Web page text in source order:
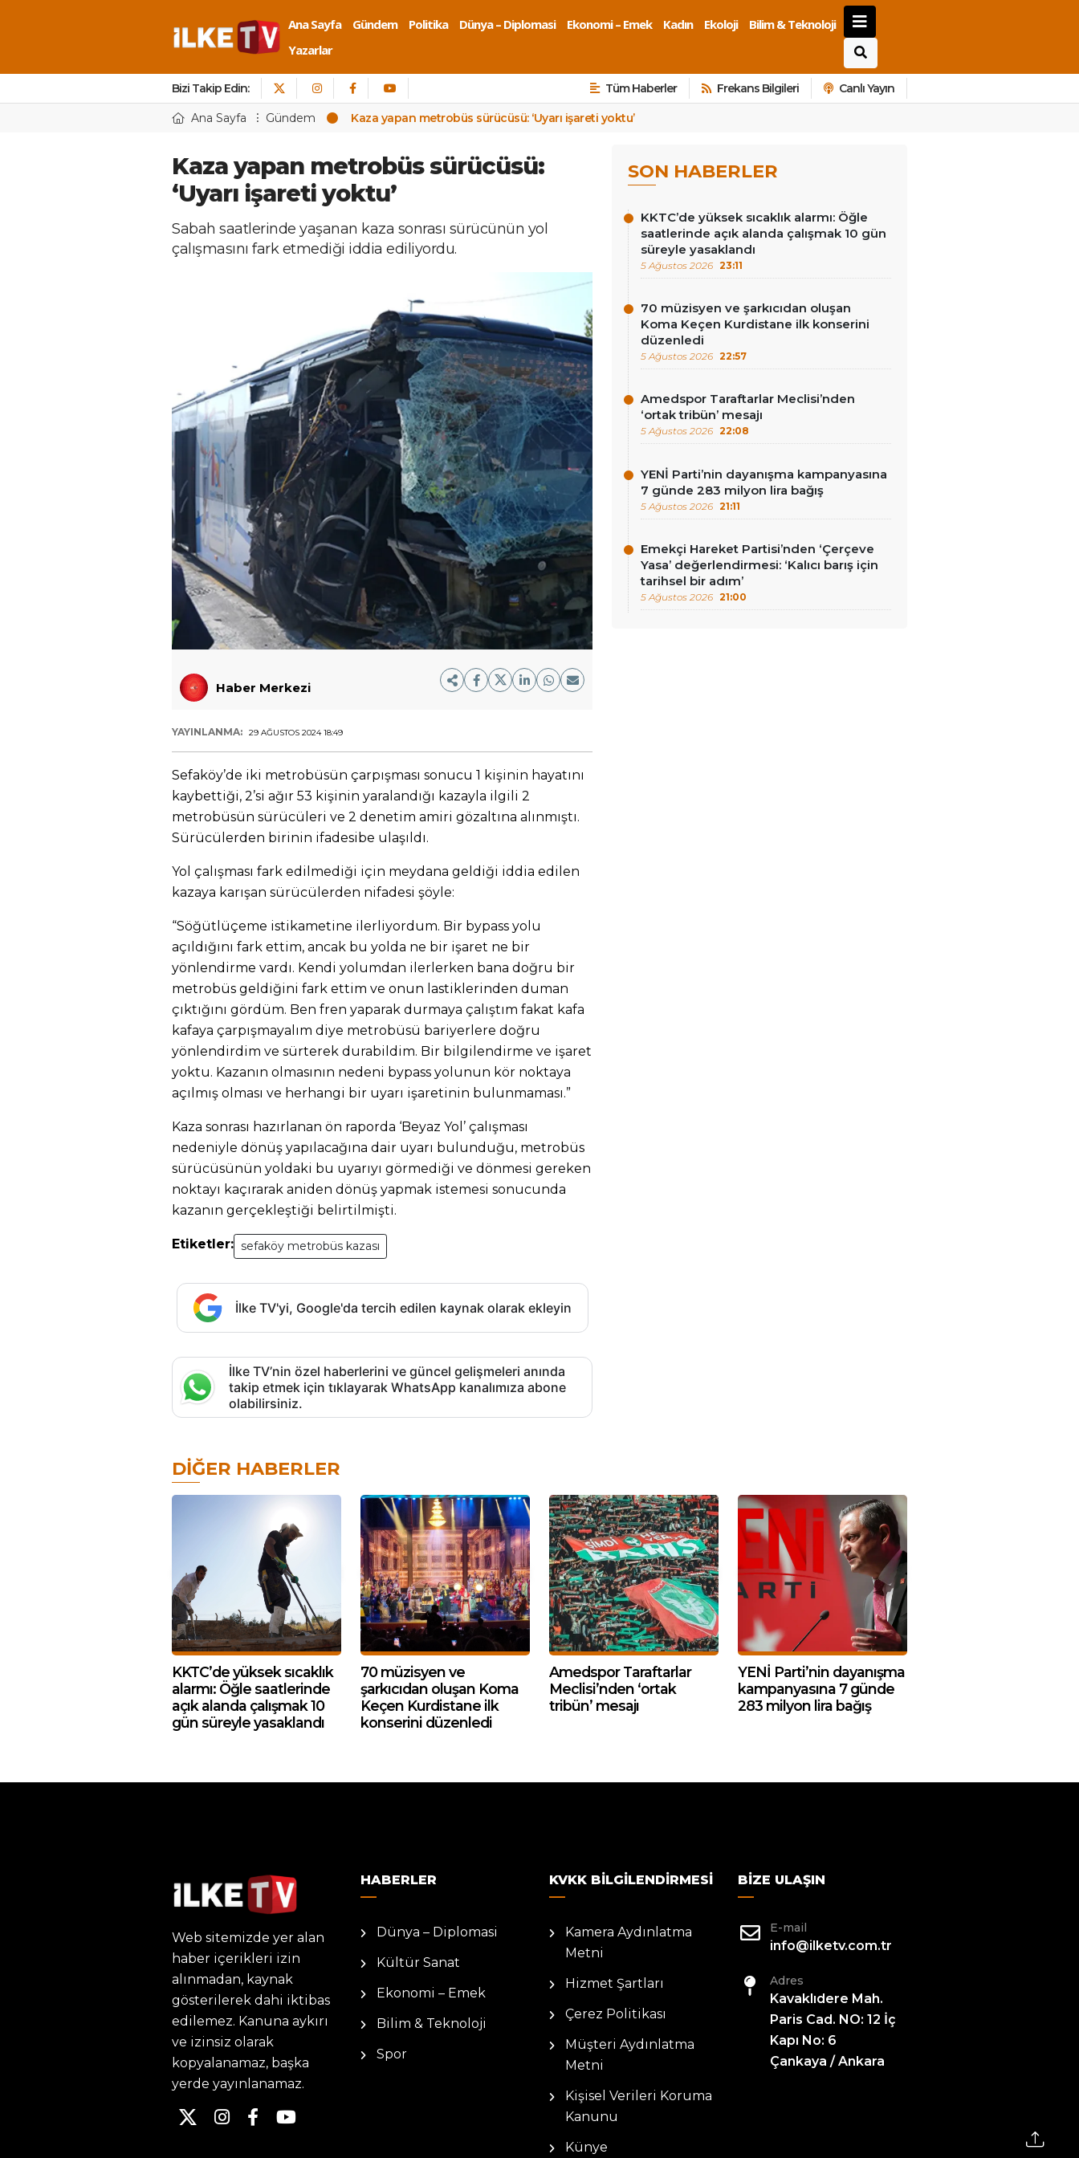
Ana Sayfa Gündem Politika Dünya – Diplomasi Ekonomi – Emek Kadın Ekoloji
Bilim & Teknoloji
Yazarlar
Bizi Takip Edin: Tüm Haberler Frekans Bilgileri Canlı Yayın
Ana Sayfa Gündem Kaza yapan metrobüs sürücüsü: ‘Uyarı işareti yoktu’
Kaza yapan metrobüs sürücüsü:
‘Uyarı işareti yoktu’
Sabah saatlerinde yaşanan kaza sonrası sürücünün yol
çalışmasını fark etmediği iddia ediliyordu.
Haber Merkezi
YAYINLANMA: 29 AĞUSTOS 2024 18:49
Sefaköy’de iki metrobüsün çarpışması sonucu 1 kişinin hayatını
kaybettiği, 2’si ağır 53 kişinin yaralandığı kazayla ilgili 2
metrobüsün sürücüleri ve 2 denetim amiri gözaltına alınmıştı.
Sürücülerden birinin ifadesibe ulaşıldı.
Yol çalışması fark edilmediği için meydana geldiği iddia edilen
kazaya karışan sürücülerden nifadesi şöyle:
“Söğütlüçeme istikametine ilerliyordum. Bir bypass yolu
açıldığını fark ettim, ancak bu yolda ne bir işaret ne bir
yönlendirme vardı. Kendi yolumdan ilerlerken bana doğru bir
metrobüs geldiğini fark ettim ve onun lastiklerinden duman
çıktığını gördüm. Ben fren yaparak durmaya çalıştım fakat kafa
kafaya çarpışmayalım diye metrobüsü bariyerlere doğru
yönlendirdim ve sürterek durabildim. Bir bilgilendirme ve işaret
yoktu. Kazanın olmasının nedeni bypass yolunun kör noktaya
açılmış olması ve herhangi bir uyarı işaretinin bulunmaması.”
Kaza sonrası hazırlanan ön raporda ‘Beyaz Yol’ çalışması
nedeniyle dönüş yapılacağına dair uyarı bulunduğu, metrobüs
sürücüsünün yoldaki bu uyarıyı görmediği ve dönmesi gereken
noktayı kaçırarak aniden dönüş yapmak istemesi sonucunda
kazanın gerçekleştiği belirtilmişti.
Etiketler: sefaköy metrobüs kazası
İlke TV'yi, Google'da tercih edilen kaynak olarak ekleyin
İlke TV’nin özel haberlerini ve güncel gelişmeleri anında
takip etmek için tıklayarak WhatsApp kanalımıza abone
olabilirsiniz.
SON HABERLER
KKTC’de yüksek sıcaklık alarmı: Öğle
saatlerinde açık alanda çalışmak 10 gün
süreyle yasaklandı
5 Ağustos 2026 23:11
70 müzisyen ve şarkıcıdan oluşan
Koma Keçen Kurdistane ilk konserini
düzenledi
5 Ağustos 2026 22:57
Amedspor Taraftarlar Meclisi’nden
‘ortak tribün’ mesajı
5 Ağustos 2026 22:08
YENİ Parti’nin dayanışma kampanyasına
7 günde 283 milyon lira bağış
5 Ağustos 2026 21:11
Emekçi Hareket Partisi’nden ‘Çerçeve
Yasa’ değerlendirmesi: ‘Kalıcı barış için
tarihsel bir adım’
5 Ağustos 2026 21:00
DIĞER HABERLER
KKTC’de yüksek sıcaklık
alarmı: Öğle saatlerinde
açık alanda çalışmak 10
gün süreyle yasaklandı
70 müzisyen ve
şarkıcıdan oluşan Koma
Keçen Kurdistane ilk
konserini düzenledi
Amedspor Taraftarlar
Meclisi’nden ‘ortak
tribün’ mesajı
YENİ Parti’nin dayanışma
kampanyasına 7 günde
283 milyon lira bağış
Web sitemizde yer alan
haber içerikleri izin
alınmadan, kaynak
gösterilerek dahi iktibas
edilemez. Kanuna aykırı
ve izinsiz olarak
kopyalanamaz, başka
yerde yayınlanamaz.
HABERLER
Dünya – Diplomasi
Kültür Sanat
Ekonomi – Emek
Bilim & Teknoloji
Spor
KVKK BILGILENDIRMESI
Kamera Aydınlatma
Metni
Hizmet Şartları
Çerez Politikası
Müşteri Aydınlatma
Metni
Kişisel Verileri Koruma
Kanunu
Künye
BIZE ULAŞIN
E-mail
info@ilketv.com.tr
Adres
Kavaklıdere Mah.
Paris Cad. NO: 12 İç
Kapı No: 6
Çankaya / Ankara